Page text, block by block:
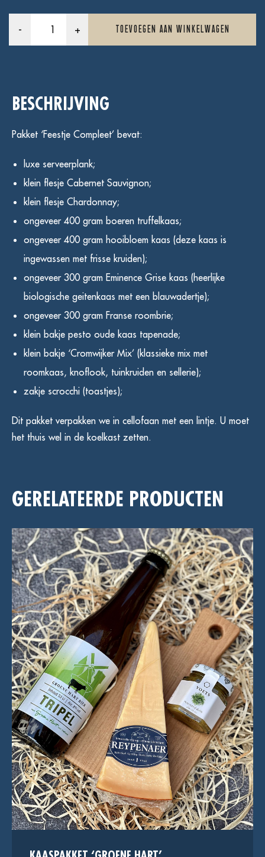
-
Pakket
+ TOEVOEGEN AAN WINKELWAGEN
BESCHRIJVING
Pakket ‘Feestje Compleet’ bevat:
luxe serveerplank;
klein flesje Cabernet Sauvignon;
klein flesje Chardonnay;
ongeveer 400 gram boeren truffelkaas;
ongeveer 400 gram hooibloem kaas (deze kaas is
ingewassen met frisse kruiden);
ongeveer 300 gram Eminence Grise kaas (heerlijke
biologische geitenkaas met een blauwadertje);
ongeveer 300 gram Franse roombrie;
klein bakje pesto oude kaas tapenade;
klein bakje ‘Cromwijker Mix’ (klassieke mix met
roomkaas, knoflook, tuinkruiden en sellerie);
zakje scrocchi (toastjes);
Dit pakket verpakken we in cellofaan met een lintje. U moet
het thuis wel in de koelkast zetten.
GERELATEERDE PRODUCTEN